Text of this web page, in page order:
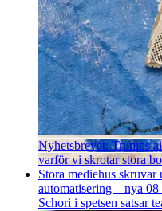
Nyhetsbrevet: Trumps
varför vi skrotar stora
Stora mediehus
automatisering – nya
Schori i spetsen satsar